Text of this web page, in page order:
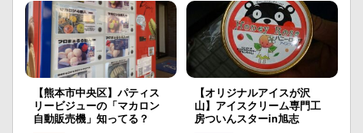
【熊本市中央区】パティス
リービジューの「マカロン
自動販売機」知ってる？
【オリジナルアイスが沢
山】アイスクリーム専門工
房ついんスターin旭志